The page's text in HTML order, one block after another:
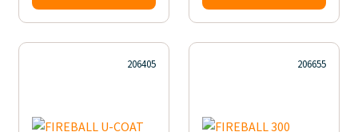
206405 206655